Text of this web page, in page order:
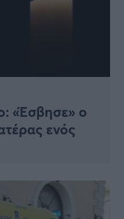
«Έσβησε» ο
ενός